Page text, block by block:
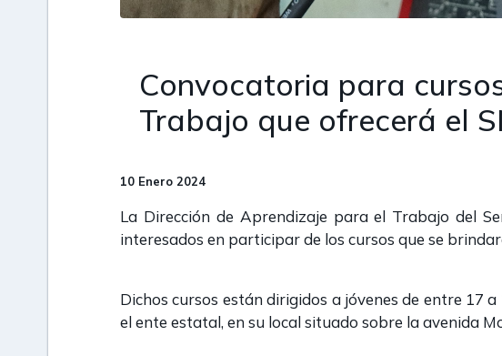
Convocatoria para
Trabajo que ofrecerá el
10 Enero 2024
La Dirección de Aprendizaje para el Trabajo del
interesados en participar de los cursos que se
Dichos cursos están dirigidos a jóvenes de entre 17
el ente estatal, en su local situado sobre la avenida